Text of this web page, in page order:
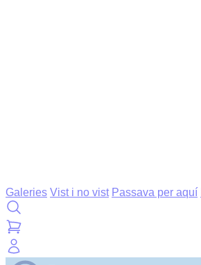
Galeries Vist i no vist Passava per aquí